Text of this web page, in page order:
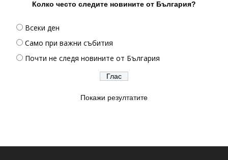
Колко често следите новините от България?
Всеки ден
Само при важни събития
Почти не следя новините от България
Покажи резултатите